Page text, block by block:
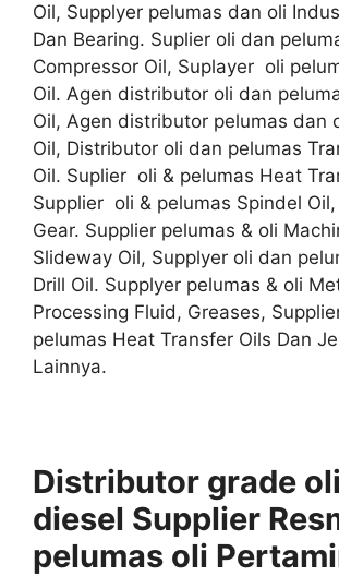
Oil, Supplyer pelumas dan oli
Dan Bearing. Suplier oli dan
Compressor Oil, Suplayer oli
Oil. Agen distributor oli dan
Oil, Agen distributor pelumas dan
Oil, Distributor oli dan pelumas
Oil. Suplier oli & pelumas Heat
Supplier oli & pelumas Spindel
Gear. Supplier pelumas & oli
Slideway Oil, Supplyer oli dan
Drill Oil. Supplyer pelumas & oli
Processing Fluid, Greases,
pelumas Heat Transfer Oils Dan
Lainnya.
Distributor grade
diesel Supplier
pelumas oli